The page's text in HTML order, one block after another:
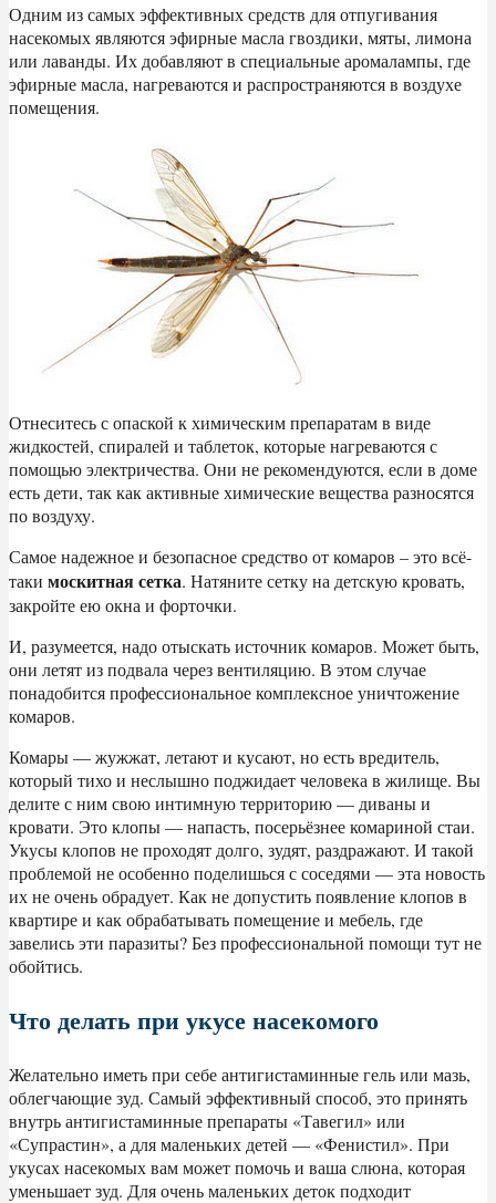
Одним из самых эффективных средств для отпугивания
насекомых являются эфирные масла гвоздики, мяты, лимона
или лаванды. Их добавляют в специальные аромалампы, где
эфирные масла, нагреваются и распространяются в воздухе
помещения.
Отнеситесь с опаской к химическим препаратам в виде
жидкостей, спиралей и таблеток, которые нагреваются с
помощью электричества. Они не рекомендуются, если в доме
есть дети, так как активные химические вещества разносятся
по воздуху.
Самое надежное и безопасное средство от комаров – это всё-
таки москитная сетка. Натяните сетку на детскую кровать,
закройте ею окна и форточки.
И, разумеется, надо отыскать источник комаров. Может быть,
они летят из подвала через вентиляцию. В этом случае
понадобится профессиональное комплексное уничтожение
комаров.
Комары — жужжат, летают и кусают, но есть вредитель,
который тихо и неслышно поджидает человека в жилище. Вы
делите с ним свою интимную территорию — диваны и
кровати. Это клопы — напасть, посерьёзнее комариной стаи.
Укусы клопов не проходят долго, зудят, раздражают. И такой
проблемой не особенно поделишься с соседями — эта новость
их не очень обрадует. Как не допустить появление клопов в
квартире и как обрабатывать помещение и мебель, где
завелись эти паразиты? Без профессиональной помощи тут не
обойтись.
Что делать при укусе насекомого
Желательно иметь при себе антигистаминные гель или мазь,
облегчающие зуд. Самый эффективный способ, это принять
внутрь антигистаминные препараты «Тавегил» или
«Супрастин», а для маленьких детей — «Фенистил». При
укусах насекомых вам может помочь и ваша слюна, которая
уменьшает зуд. Для очень маленьких деток подходит